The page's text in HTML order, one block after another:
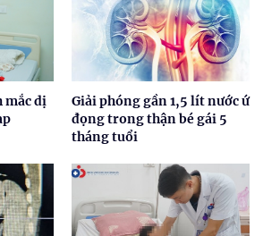
mắc dị
Giải phóng gần 1,5 lít nước ứ
đọng trong thận bé gái 5
tháng tuổi